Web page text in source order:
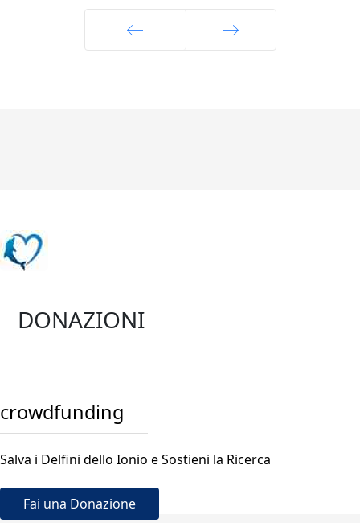
DONAZIONI
crowdfunding
Salva i Delfini dello Ionio e Sostieni la Ricerca
Fai una Donazione